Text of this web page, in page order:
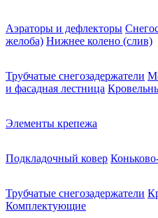
Аэраторы и дефлекторы
желоба) Нижнее колено (слив)
Трубчатые снегозадержатели
и фасадная лестница
Элементы крепежа
Подкладочный ковер
Трубчатые снегозадержатели
Комплектующие